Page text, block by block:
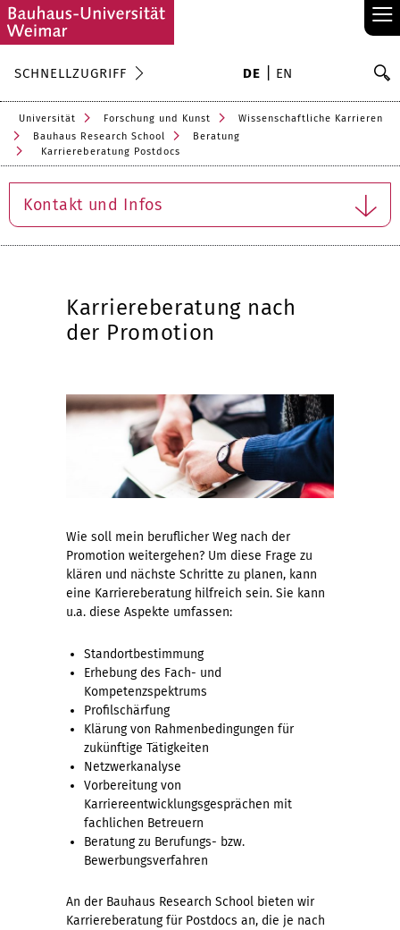
≡
SCHNELLZUGRIFF DE EN
Universität Forschung und Kunst
Wissenschaftliche Karrieren
Bauhaus Research School
Beratung
Karriereberatung Postdocs
Kontakt und Infos
Karriereberatung nach
der Promotion
Wie soll mein beruflicher Weg nach der
Promotion weitergehen? Um diese Frage zu
klären und nächste Schritte zu planen, kann
eine Karriereberatung hilfreich sein. Sie kann
u.a. diese Aspekte umfassen:
Standortbestimmung
Erhebung des Fach- und
Kompetenzspektrums
Profilschärfung
Klärung von Rahmenbedingungen für
zukünftige Tätigkeiten
Netzwerkanalyse
Vorbereitung von
Karriereentwicklungsgesprächen mit
fachlichen Betreuern
Beratung zu Berufungs- bzw.
Bewerbungsverfahren
An der Bauhaus Research School bieten wir
Karriereberatung für Postdocs an, die je nach